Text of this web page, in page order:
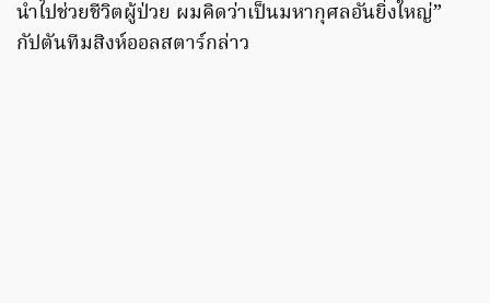
นำไปช่วยชีวิตผู้ป่วย ผมคิดว่าเป็นมหากุศลอันยิ่งใหญ่”
กัปตันทีมสิงห์ออลสตาร์กล่าว